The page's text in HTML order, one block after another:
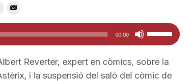
00:00
Feu
servir
les
tecles
Reverter, expert en còmics, sobre la
i la suspensió del saló del còmic de